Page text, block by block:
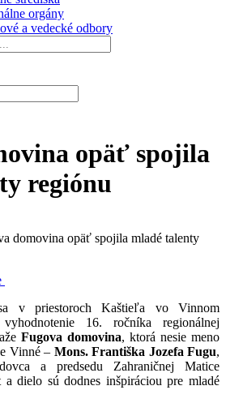
orgány
a vedecké odbory
opäť spojila
regiónu
domovina opäť spojila mladé talenty
v priestoroch Kaštieľa vo Vinnom
16. ročníka regionálnej
Fugova domovina, ktorá nesie meno
Vinné – Mons. Františka Jozefa Fugu,
a predsedu Zahraničnej Matice
a dielo sú dodnes inšpiráciou pre mladé